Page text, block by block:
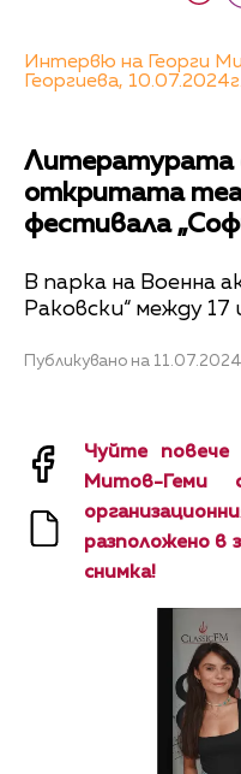
Интервю на Георги
Георгиева, 10.07.2024г.
Литературата
откритата
фестивала
В парка на Военна
Раковски“ между 17
Публикувано на 11.07.2024
Чуйте
Митов-Геми
разположено в
снимка!